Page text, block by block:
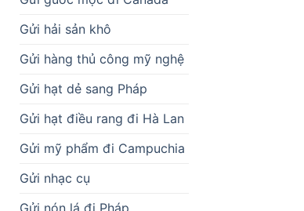
Gửi hải sản khô
Gửi hàng thủ công mỹ nghệ
Gửi hạt dẻ sang Pháp
Gửi hạt điều rang đi Hà Lan
Gửi mỹ phẩm đi Campuchia
Gửi nhạc cụ
Gửi nón lá đi Pháp